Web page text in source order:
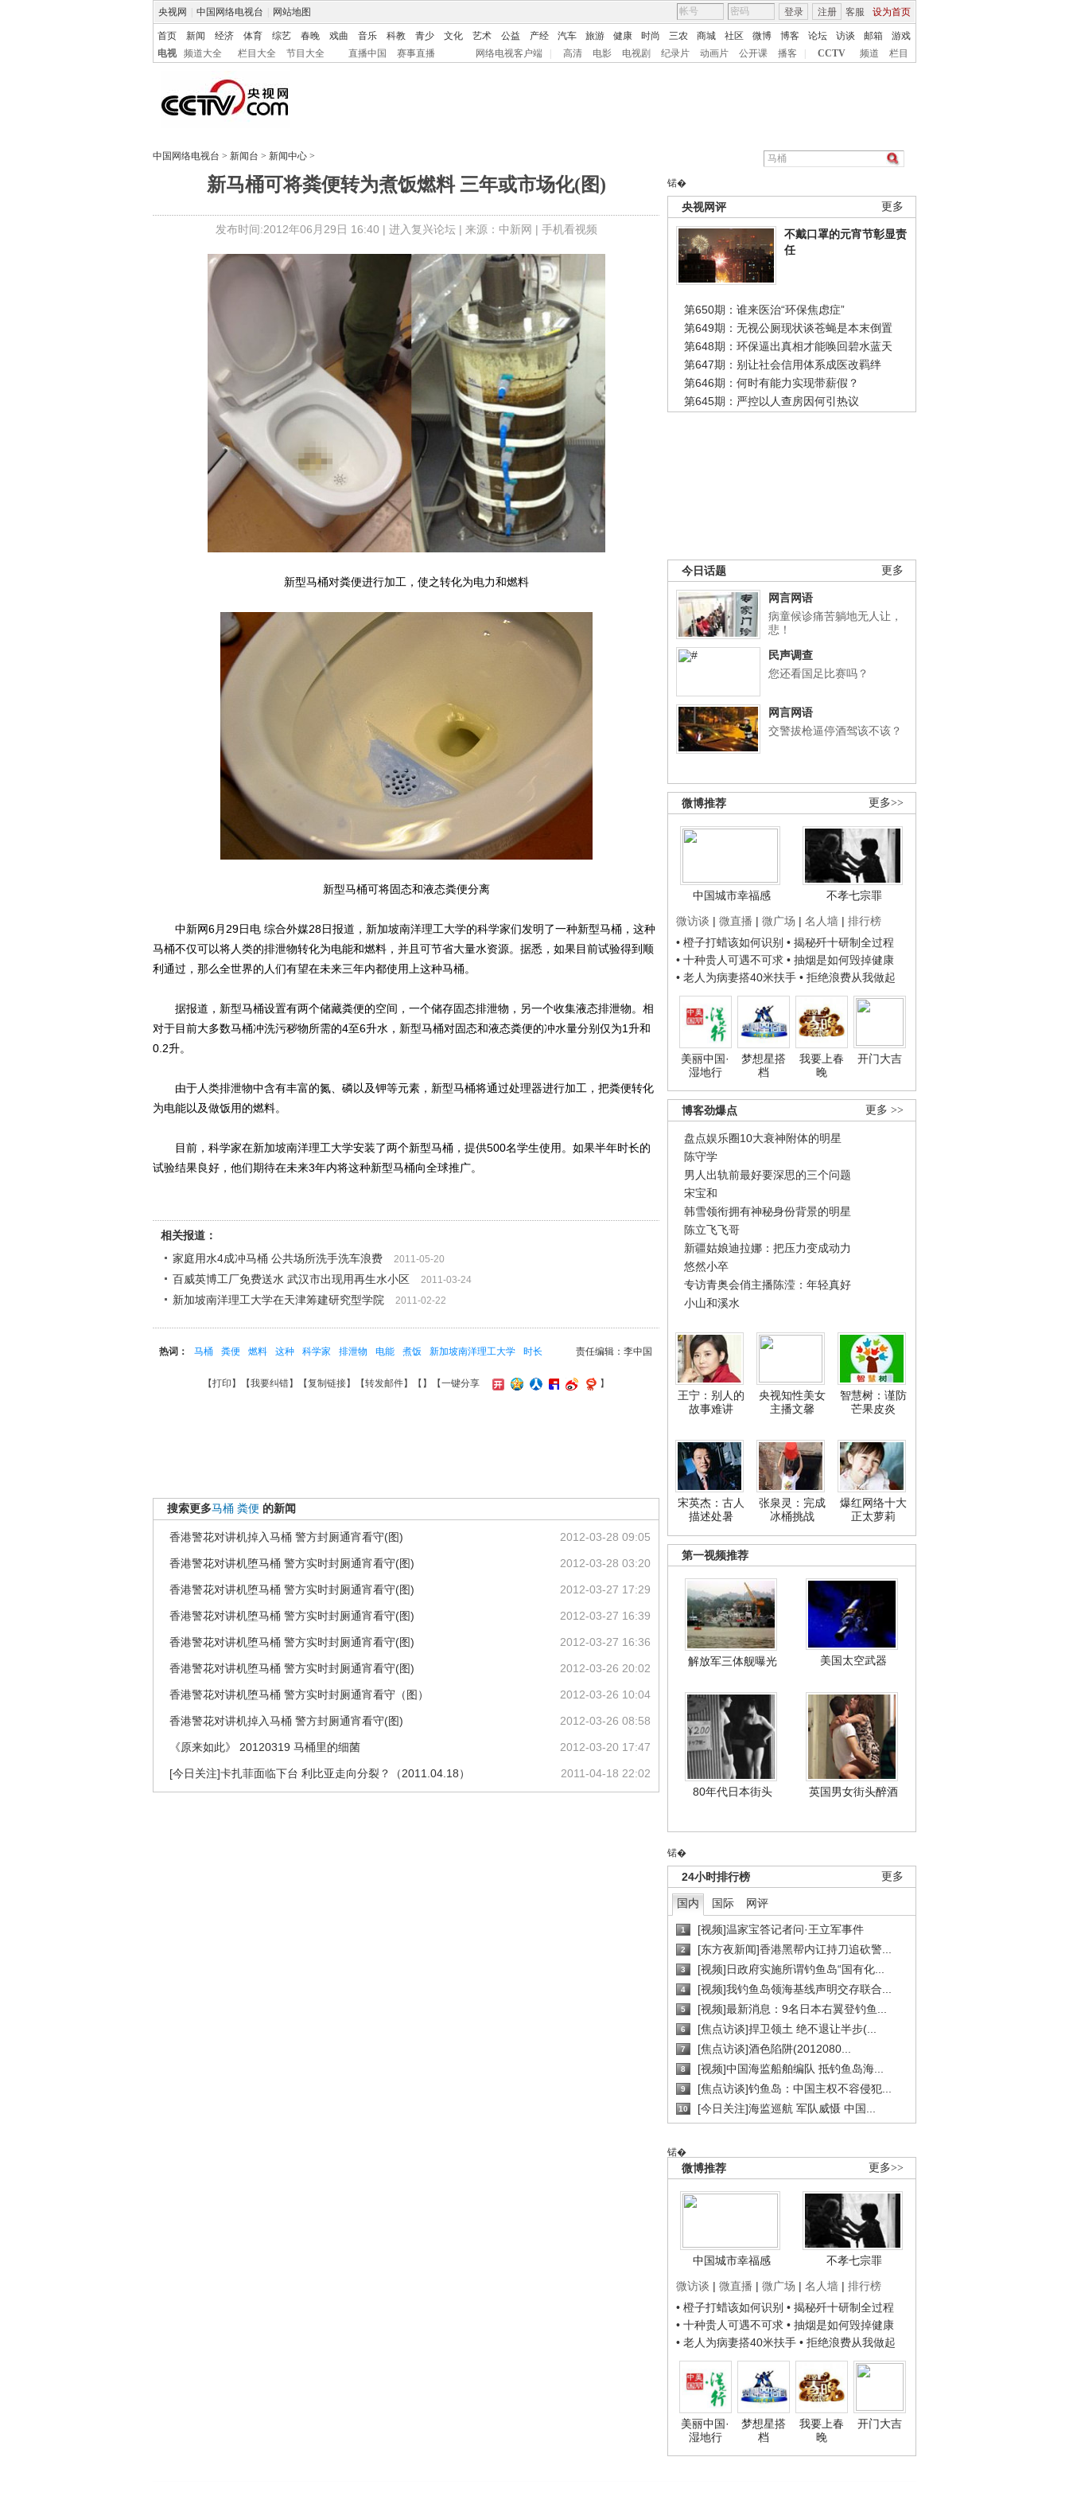
央视网 中国网络电视台 网站地图 客服 设为首页
登录 注册
首页 新闻 经济 体育 综艺 春晚 戏曲 音乐 科教 青少 文化 艺术 公益 产经 汽车 旅游 健康 时尚 三农 商城 社区 微博 博客 论坛 访谈 邮箱
游戏
电视
频道大全 栏目大全 节目大全 直播中国 赛事直播 网络电视客户端 高清 电影 电视剧 纪录片 动画片 公开课 播客 CCTV 频道 栏目
中国网络电视台 > 新闻台 > 新闻中心 >
新马桶可将粪便转为煮饭燃料 三年或市场化(图)
发布时间:2012年06月29日 16:40 | 进入复兴论坛| 来源：中新网 | 手机看视频
锘�
更多
央视网评
不戴口罩的元宵节彰显责
任
第650期：谁来医治“环保焦虑症”
第649期：无视公厕现状谈苍蝇是本末倒置
第648期：环保逼出真相才能唤回碧水蓝天
第647期：别让社会信用体系成医改羁绊
第646期：何时有能力实现带薪假？
第645期：严控以人查房因何引热议
更多
今日话题
网言网语
病童候诊痛苦躺地无人让，
悲！
民声调查
您还看国足比赛吗？
网言网语
交警拔枪逼停酒驾该不该？
更多>>
微博推荐
中国城市幸福感
不孝七宗罪
微访谈 | 微直播 | 微广场 | 名人墙 | 排行榜
• 橙子打蜡该如何识别 • 揭秘歼十研制全过程
• 十种贵人可遇不可求 • 抽烟是如何毁掉健康
• 老人为病妻搭40米扶手 • 拒绝浪费从我做起
美丽中国·
湿地行
梦想星搭
档
我要上春
晚
开门大吉
更多 >>
博客劲爆点
盘点娱乐圈10大衰神附体的明星
陈守学
男人出轨前最好要深思的三个问题
宋宝和
韩雪领衔拥有神秘身份背景的明星
陈立飞飞哥
新疆姑娘迪拉娜：把压力变成动力
悠然小卒
专访青奥会俏主播陈滢：年轻真好
小山和溪水
王宁：别人的
故事难讲
央视知性美女
主播文馨
智慧树：谨防
芒果皮炎
宋英杰：古人
描述处暑
张泉灵：完成
冰桶挑战
爆红网络十大
正太萝莉
第一视频推荐
解放军三体舰曝光 美国太空武器
80年代日本街头 英国男女街头醉酒
锘�
更多
24小时排行榜
国内 国际 网评
1 [视频]温家宝答记者问·王立军事件
2 [东方夜新闻]香港黑帮内讧持刀追砍警...
3 [视频]日政府实施所谓钓鱼岛“国有化...
4 [视频]我钓鱼岛领海基线声明交存联合...
5 [视频]最新消息：9名日本右翼登钓鱼...
6 [焦点访谈]捍卫领土 绝不退让半步(...
7 [焦点访谈]酒色陷阱(2012080...
8 [视频]中国海监船舶编队 抵钓鱼岛海...
9 [焦点访谈]钓鱼岛：中国主权不容侵犯...
10 [今日关注]海监巡航 军队威慑 中国...
锘�
更多>>
微博推荐
中国城市幸福感
不孝七宗罪
微访谈 | 微直播 | 微广场 | 名人墙 | 排行榜
• 橙子打蜡该如何识别 • 揭秘歼十研制全过程
• 十种贵人可遇不可求 • 抽烟是如何毁掉健康
• 老人为病妻搭40米扶手 • 拒绝浪费从我做起
美丽中国·
湿地行
梦想星搭
档
我要上春
晚
开门大吉
新型马桶对粪便进行加工，使之转化为电力和燃料
新型马桶可将固态和液态粪便分离
中新网6月29日电 综合外媒28日报道，新加坡南洋理工大学的科学家们发明了一种新型马桶，这种
马桶不仅可以将人类的排泄物转化为电能和燃料，并且可节省大量水资源。据悉，如果目前试验得到顺
利通过，那么全世界的人们有望在未来三年内都使用上这种马桶。
据报道，新型马桶设置有两个储藏粪便的空间，一个储存固态排泄物，另一个收集液态排泄物。相
对于目前大多数马桶冲洗污秽物所需的4至6升水，新型马桶对固态和液态粪便的冲水量分别仅为1升和
0.2升。
由于人类排泄物中含有丰富的氮、磷以及钾等元素，新型马桶将通过处理器进行加工，把粪便转化
为电能以及做饭用的燃料。
目前，科学家在新加坡南洋理工大学安装了两个新型马桶，提供500名学生使用。如果半年时长的
试验结果良好，他们期待在未来3年内将这种新型马桶向全球推广。
相关报道：
家庭用水4成冲马桶 公共场所洗手洗车浪费
2011-05-20
百威英博工厂免费送水 武汉市出现用再生水小区 2011-03-24
新加坡南洋理工大学在天津筹建研究型学院 2011-02-22
责任编辑：李中国
热词： 马桶 粪便 燃料 这种 科学家 排泄物 电能 煮饭 新加坡南洋理工大学 时长
【打印 】【我要纠错】【复制链接】【转发邮件】【 】 【一键分享 】
搜索更多马桶 粪便 的新闻
2012-03-28 09:05
香港警花对讲机掉入马桶 警方封厕通宵看守(图)
2012-03-28 03:20
香港警花对讲机堕马桶 警方实时封厕通宵看守(图)
2012-03-27 17:29
香港警花对讲机堕马桶 警方实时封厕通宵看守(图)
2012-03-27 16:39
香港警花对讲机堕马桶 警方实时封厕通宵看守(图)
2012-03-27 16:36
香港警花对讲机堕马桶 警方实时封厕通宵看守(图)
2012-03-26 20:02
香港警花对讲机堕马桶 警方实时封厕通宵看守(图)
2012-03-26 10:04
香港警花对讲机堕马桶 警方实时封厕通宵看守（图）
2012-03-26 08:58
香港警花对讲机掉入马桶 警方封厕通宵看守(图)
2012-03-20 17:47
《原来如此》 20120319 马桶里的细菌
2011-04-18 22:02
[今日关注]卡扎菲面临下台 利比亚走向分裂？（2011.04.18）